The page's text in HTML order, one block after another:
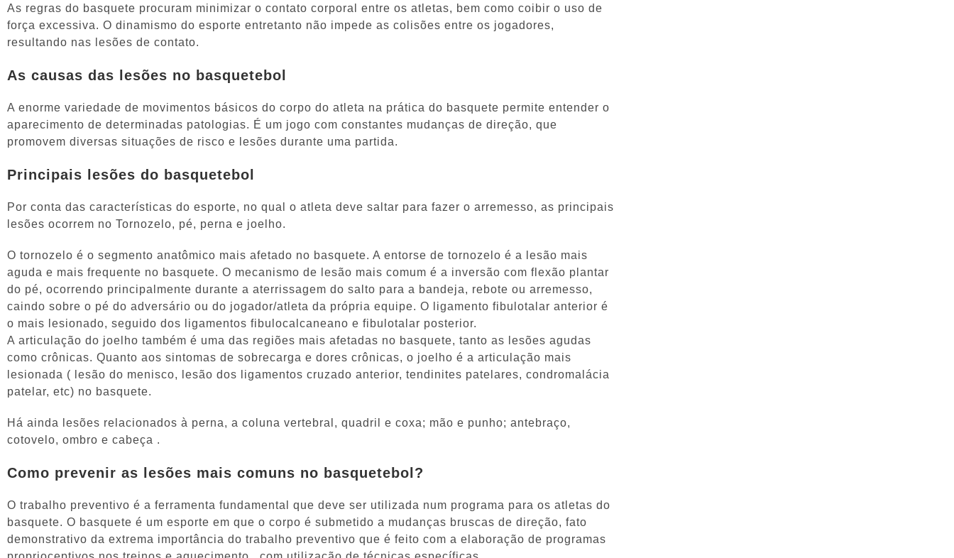
As regras do basquete procuram minimizar o contato corporal entre os atletas, bem como coibir o uso de
força excessiva. O dinamismo do esporte entretanto não impede as colisões entre os jogadores,
resultando nas lesões de contato.
As causas das lesões no basquetebol
A enorme variedade de movimentos básicos do corpo do atleta na prática do basquete permite entender o
aparecimento de determinadas patologias. É um jogo com constantes mudanças de direção, que
promovem diversas situações de risco e lesões durante uma partida.
Principais lesões do basquetebol
Por conta das características do esporte, no qual o atleta deve saltar para fazer o arremesso, as principais
lesões ocorrem no Tornozelo, pé, perna e joelho.
O tornozelo é o segmento anatômico mais afetado no basquete. A entorse de tornozelo é a lesão mais
aguda e mais frequente no basquete. O mecanismo de lesão mais comum é a inversão com flexão plantar
do pé, ocorrendo principalmente durante a aterrissagem do salto para a bandeja, rebote ou arremesso,
caindo sobre o pé do adversário ou do jogador/atleta da própria equipe. O ligamento fibulotalar anterior é
o mais lesionado, seguido dos ligamentos fibulocalcaneano e fibulotalar posterior.
A articulação do joelho também é uma das regiões mais afetadas no basquete, tanto as lesões agudas
como crônicas. Quanto aos sintomas de sobrecarga e dores crônicas, o joelho é a articulação mais
lesionada ( lesão do menisco, lesão dos ligamentos cruzado anterior, tendinites patelares, condromalácia
patelar, etc) no basquete.
Há ainda lesões relacionados à perna, a coluna vertebral, quadril e coxa; mão e punho; antebraço,
cotovelo, ombro e cabeça .
Como prevenir as lesões mais comuns no basquetebol?
O trabalho preventivo é a ferramenta fundamental que deve ser utilizada num programa para os atletas do
basquete. O basquete é um esporte em que o corpo é submetido a mudanças bruscas de direção, fato
demonstrativo da extrema importância do trabalho preventivo que é feito com a elaboração de programas